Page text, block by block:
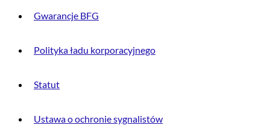
Gwarancje BFG
Polityka ładu korporacyjnego
Statut
Ustawa o ochronie sygnalistów